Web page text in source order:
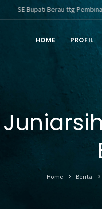
Berau ttg Pembinaan dan
HOME PROFIL
Home Berita